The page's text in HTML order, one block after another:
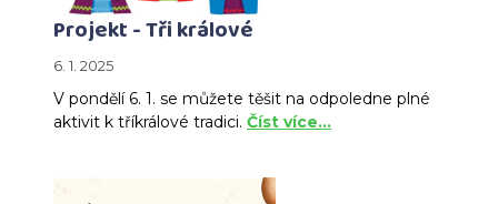
Projekt - Tři králové
6. 1. 2025
V pondělí 6. 1. se můžete těšit na odpoledne plné
aktivit k tříkrálové tradici. Číst více…